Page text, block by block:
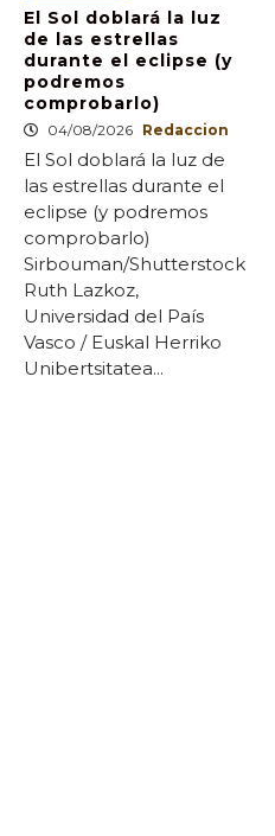
El Sol doblará la luz
de las estrellas
durante el eclipse (y
podremos
comprobarlo)
04/08/2026 Redaccion
El Sol doblará la luz de
las estrellas durante el
eclipse (y podremos
comprobarlo)
Sirbouman/Shutterstock
Ruth Lazkoz,
Universidad del País
Vasco / Euskal Herriko
Unibertsitatea...